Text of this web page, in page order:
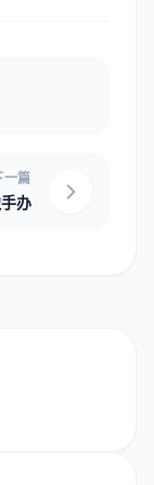
一篇
办